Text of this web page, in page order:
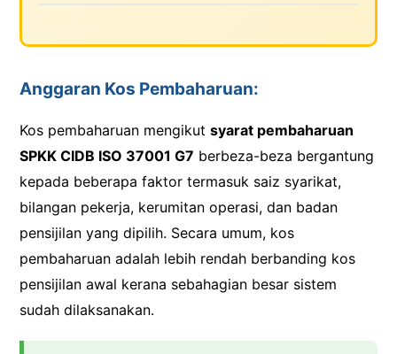
Anggaran Kos Pembaharuan:
Kos pembaharuan mengikut syarat pembaharuan
SPKK CIDB ISO 37001 G7 berbeza-beza bergantung
kepada beberapa faktor termasuk saiz syarikat,
bilangan pekerja, kerumitan operasi, dan badan
pensijilan yang dipilih. Secara umum, kos
pembaharuan adalah lebih rendah berbanding kos
pensijilan awal kerana sebahagian besar sistem
sudah dilaksanakan.